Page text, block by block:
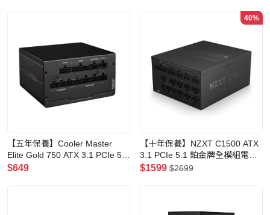
【五年保養】Cooler Master
Elite Gold 750 ATX 3.1 PCIe 5.1
金牌全模組電源供應器
$649
40%
【十年保養】NZXT C1500 ATX
3.1 PCIe 5.1 鉑金牌全模組電源
供應器
$1599 $2699